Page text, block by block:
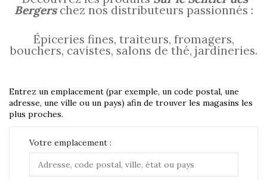
Bergerschez nos distributeurs passionnés :
Épiceries fines, traiteurs, fromagers,
bouchers, cavistes, salons de thé, jardineries.
Entrez un emplacement (par exemple, un code postal, une
adresse, une ville ou un pays) afin de trouver les magasins les
plus proches.
Votre emplacement :